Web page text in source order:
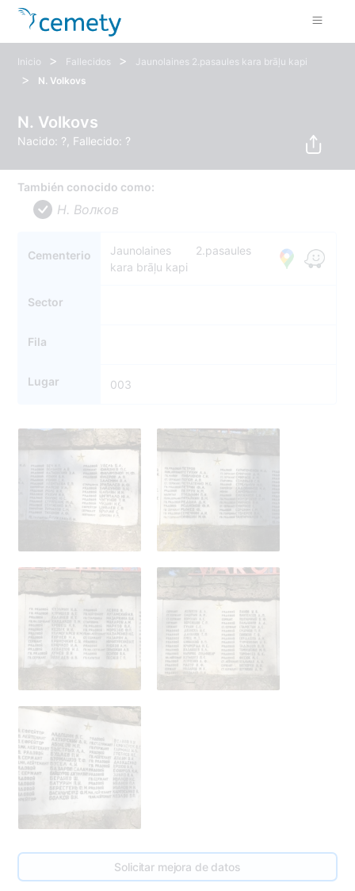
Inicio > Fallecidos > Jaunolaines 2.pasaules kara brāļu kapi
> N. Volkovs
N. Volkovs
Nacido: ?, Fallecido: ?
También conocido como:
Н. Волков
Cementerio
Jaunolaines 2.pasaules
kara brāļu kapi
Sector
Fila
Lugar 003
Solicitar mejora de datos
3